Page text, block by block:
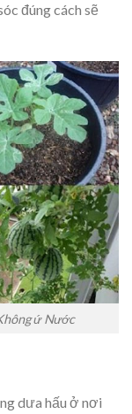
đúng cách sẽ
ứ Nước
dưa hấu ở nơi